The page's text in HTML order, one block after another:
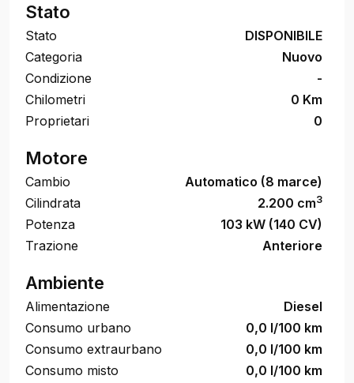
Stato
Stato
DISPONIBILE
Categoria
Nuovo
Condizione
-
Chilometri
0 Km
Proprietari
0
Motore
Cambio
Automatico (8 marce)
Cilindrata
2.200 cm3
Potenza
103 kW (140 CV)
Trazione
Anteriore
Ambiente
Alimentazione
Diesel
Consumo urbano
0,0 l/100 km
Consumo extraurbano
0,0 l/100 km
Consumo misto
0,0 l/100 km